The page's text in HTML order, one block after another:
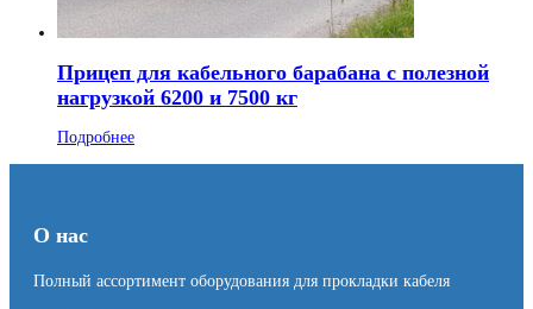
Прицеп для кабельного барабана с полезной
нагрузкой 6200 и 7500 кг
Подробнее
О нас
Полный ассортимент оборудования для прокладки кабеля